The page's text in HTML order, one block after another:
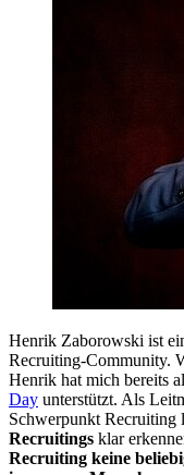
Henrik Zaborowski ist
Recruiting-Community.
Henrik hat mich bereits
Day unterstützt. Als
Schwerpunkt Recruiting
Recruitings klar
Recruiting keine